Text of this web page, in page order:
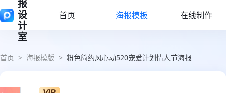
报
设
计
室
首页 海报模板 在线制作
首页 > 海报模版 > 粉色简约风心动520宠爱计划情人节海报